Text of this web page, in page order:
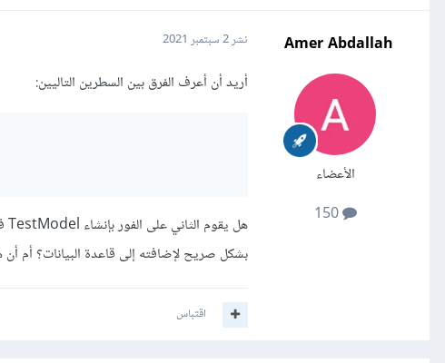
Amer Abdallah
الأعضاء
150
نشر2 سبتمبر 2021
أريد أن أعرف الفرق بين السطرين التاليين:
بشكل صريح لإضافته إلى قاعدة البيانات؟ أم
اقتباس